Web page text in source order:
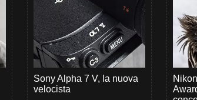
Sony Alpha 7 V, la nuova
velocista